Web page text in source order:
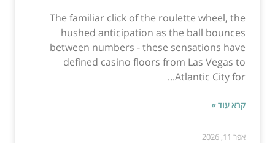
The familiar click of the roulette wheel, the
hushed anticipation as the ball bounces
between numbers - these sensations have
defined casino floors from Las Vegas to
Atlantic City for...
קרא עוד »
אפר 11, 2026